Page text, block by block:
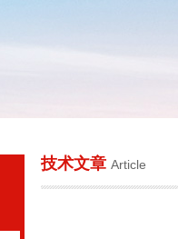
技术文章 Article